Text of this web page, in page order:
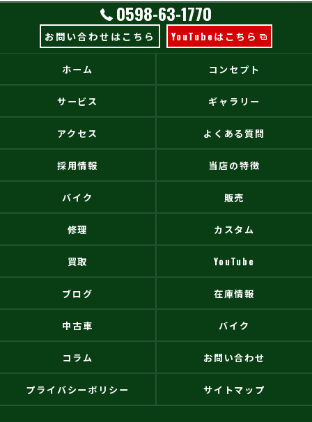
0598-63-1770
お問い合わせはこちら YouTubeはこちら
ホーム コンセプト
サービス ギャラリー
アクセス よくある質問
採用情報 当店の特徴
バイク 販売
修理 カスタム
買取 YouTube
ブログ 在庫情報
中古車 バイク
コラム お問い合わせ
プライバシーポリシー サイトマップ